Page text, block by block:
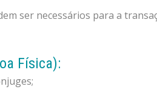
ser necessários para a
Física):